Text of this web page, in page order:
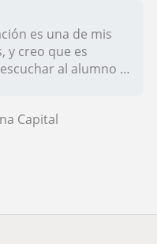
es una de mis
y creo que es
al alumno y
Capital